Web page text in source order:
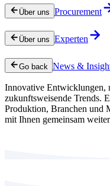
Über uns Procurement
Über uns Experten
Go back News &
Innovative Entwicklungen,
zukunftsweisende Trends.
Produktion, Branchen und
mit Ihnen gemeinsam